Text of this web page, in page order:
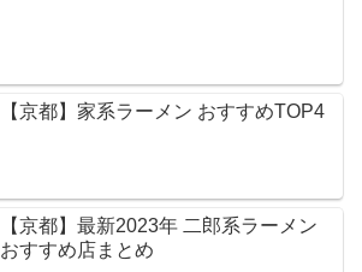
【京都】家系ラーメン おすすめTOP4
【京都】最新2023年 二郎系ラーメン
おすすめ店まとめ